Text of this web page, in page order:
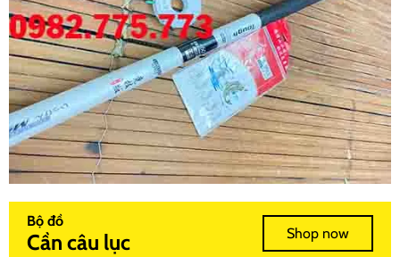
Bộ đồ
Cần câu lục Shop now